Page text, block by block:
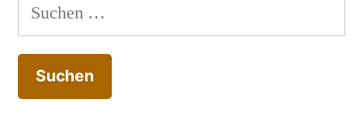
Suchen
nach: